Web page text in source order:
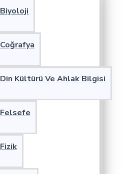
Biyoloji
Coğrafya
Din Kültürü Ve Ahlak Bilgisi
Felsefe
Fizik